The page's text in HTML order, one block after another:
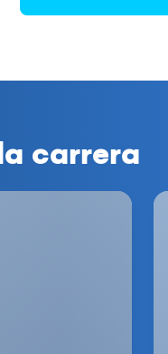
carrera